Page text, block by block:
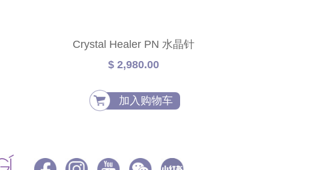
Crystal Healer PN 水晶针
$ 2,980.00
加入购物车